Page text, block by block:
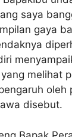
saya
gaya
melihat
oleh
disebut.